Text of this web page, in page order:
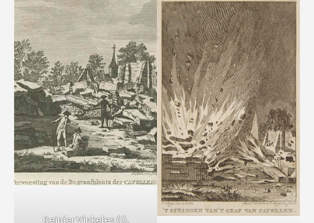
Reinier Vinkeles (I),